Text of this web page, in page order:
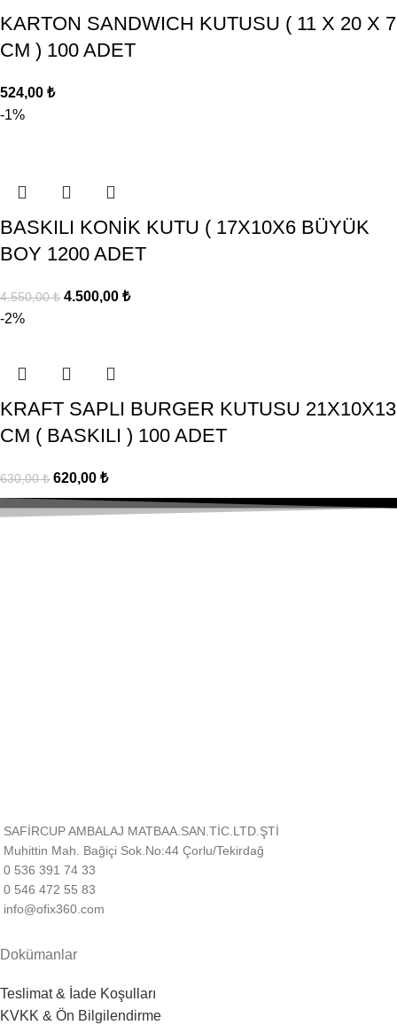
KARTON SANDWICH KUTUSU ( 11 X 20 X 7
CM ) 100 ADET
524,00 ₺
-1%
BASKILI KONİK KUTU ( 17X10X6 BÜYÜK
BOY 1200 ADET
4.550,00₺ 4.500,00 ₺
-2%
KRAFT SAPLI BURGER KUTUSU 21X10X13
CM ( BASKILI ) 100 ADET
630,00₺ 620,00 ₺
SAFİRCUP AMBALAJ MATBAA.SAN.TİC.LTD.ŞTİ
Muhittin Mah. Bağiçi Sok.No:44 Çorlu/Tekirdağ
0 536 391 74 33
0 546 472 55 83
info@ofix360.com
Dokümanlar
Teslimat & İade Koşulları
KVKK & Ön Bilgilendirme